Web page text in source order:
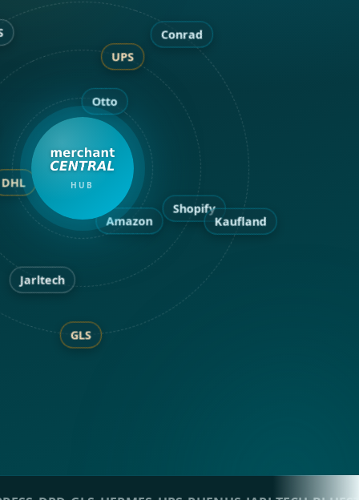
Amazon
DHL
Otto
Shopify
Jarltech
UPS
Kaufland
GLS
Conrad
HUB